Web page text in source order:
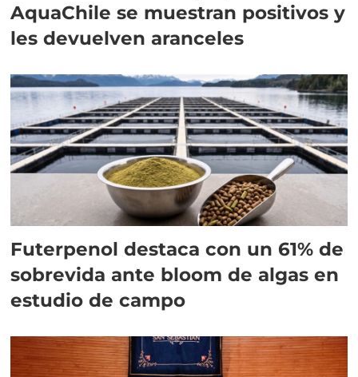
AquaChile se muestran positivos y
les devuelven aranceles
Futerpenol destaca con un 61% de
sobrevida ante bloom de algas en
estudio de campo